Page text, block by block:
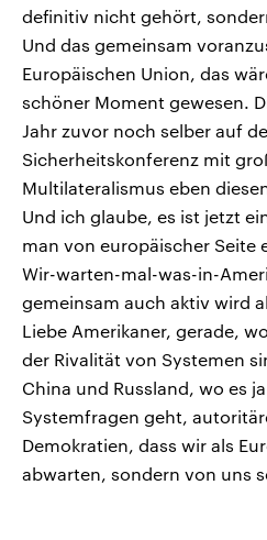
definitiv nicht gehört,
Und das gemeinsam
Europäischen Union, das
schöner Moment gewesen.
Jahr zuvor noch selber auf
Sicherheitskonferenz mit
Multilateralismus eben
Und ich glaube, es ist jetzt
man von europäischer Seite
Wir-warten-mal-was-in-
gemeinsam auch aktiv wird
Liebe Amerikaner, gerade,
der Rivalität von Systemen
China und Russland, wo es
Systemfragen geht,
Demokratien, dass wir als
abwarten, sondern von uns